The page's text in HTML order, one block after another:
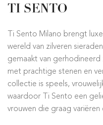
TI SENTO
Ti Sento Milano brengt
wereld van zilveren
gemaakt van gerhodineerd
met prachtige stenen en
collectie is speels,
waardoor Ti Sento een
vrouwen die graag variëren